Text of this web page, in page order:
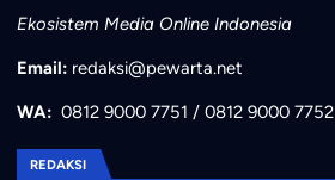
Ekosistem Media Online Indonesia
Email: redaksi@pewarta.net
WA: 0812 9000 7751 / 0812 9000 7752
REDAKSI